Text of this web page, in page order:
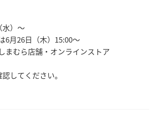
水）〜
6月26日（木）15:00～
まむら店舗・オンラインストア
してください。